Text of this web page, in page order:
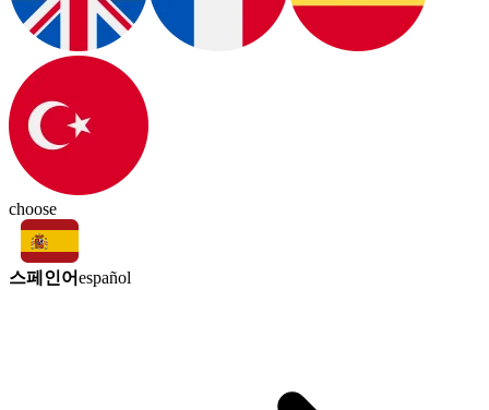
choose
스페인어español